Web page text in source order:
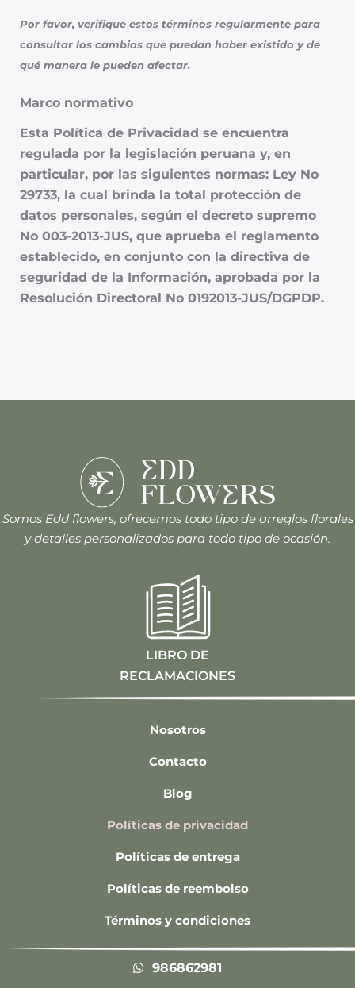
Por favor, verifique estos términos regularmente para
consultar los cambios que puedan haber existido y de
qué manera le pueden afectar.
Marco normativo
Esta Política de Privacidad se encuentra
regulada por la legislación peruana y, en
particular, por las siguientes normas: Ley No
29733, la cual brinda la total protección de
datos personales, según el decreto supremo
No 003-2013-JUS, que aprueba el reglamento
establecido, en conjunto con la directiva de
seguridad de la Información, aprobada por la
Resolución Directoral No 0192013-JUS/DGPDP.
Somos Edd flowers, ofrecemos todo tipo de arreglos florales
y detalles personalizados para todo tipo de ocasión.
LIBRO DE
RECLAMACIONES
Nosotros
Contacto
Blog
Políticas de privacidad
Políticas de entrega
Políticas de reembolso
Términos y condiciones
986862981